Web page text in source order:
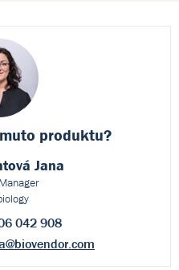
produktu?
Jana
042 908
@biovendor.com